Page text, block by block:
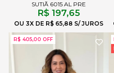
SUTIÃ 6015 AL PRE
R$ 197,65
3X R$ 65,88
R$ 405,00 OFF